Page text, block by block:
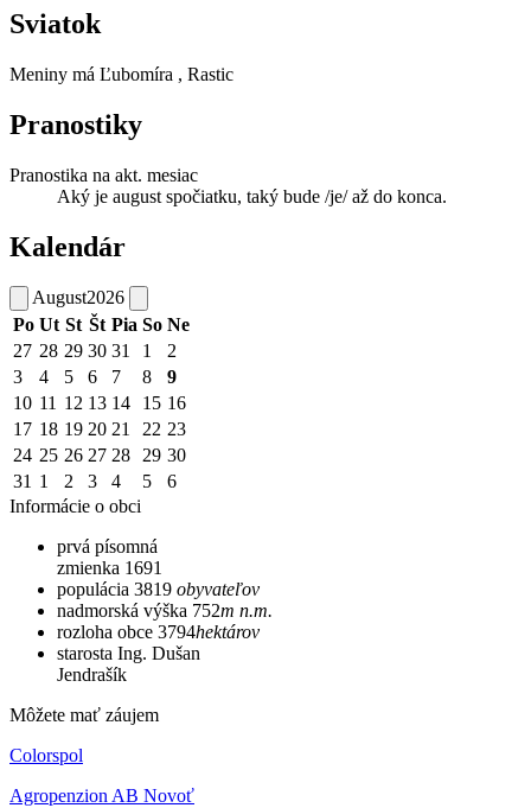
Sviatok
Meniny má Ľubomíra , Rastic
Pranostiky
Pranostika na akt. mesiac
Aký je august spočiatku, taký bude /je/ až do konca.
Kalendár
August2026
Po Ut St Št Pia So Ne
27 28 29 30 31 1
2
3
4 5 6 7 8
9
10 11 12 13 14 15 16
17 18 19 20 21 22 23
24 25 26 27 28 29 30
31 1 2 3 4 5
6
Informácie o obci
prvá písomná
zmienka 1691
populácia 3819 obyvateľov
nadmorská výška 752m n.m.
rozloha obce 3794hektárov
starosta Ing. Dušan
Jendrašík
Môžete mať záujem
Colorspol
Agropenzion AB Novoť